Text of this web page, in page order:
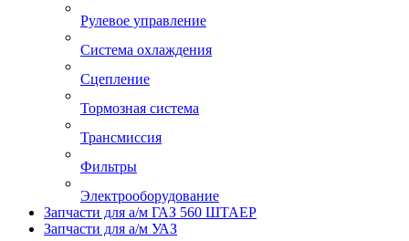
Рулевое управление
Система охлаждения
Сцепление
Тормозная система
Трансмиссия
Фильтры
Электрооборудование
Запчасти для а/м ГАЗ 560 ШТАЕР
Запчасти для а/м УАЗ